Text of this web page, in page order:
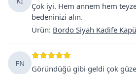
Çok iyi. Hem annem hem
bedeninizi alın.
Ürün: Bordo Siyah Kadife
FN
Göründüğü gibi geldi çok